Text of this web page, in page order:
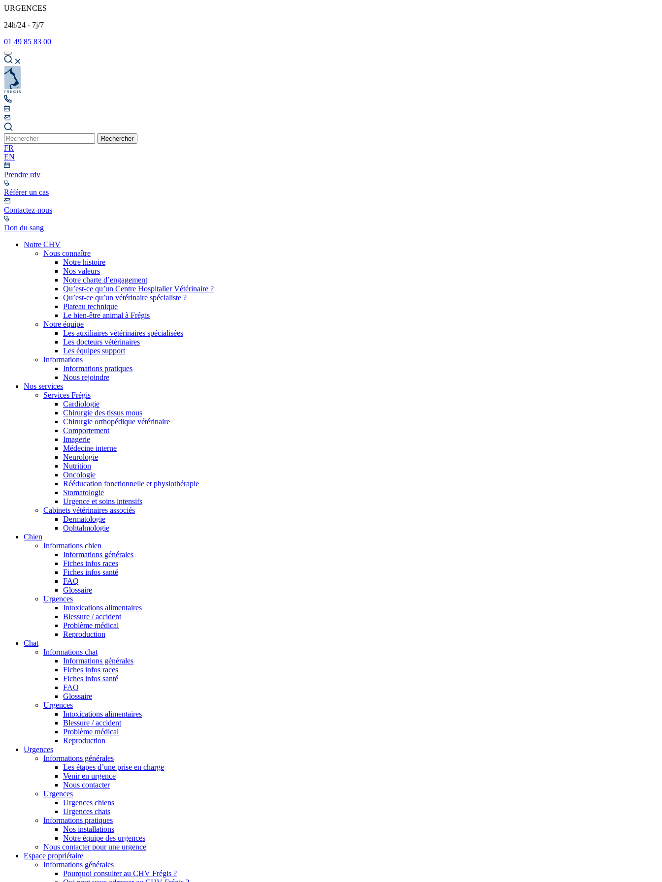
URGENCES
24h/24 - 7j/7
01 49 85 83 00
Rechercher
FR
EN
Prendre rdv
Référer un cas
Contactez-nous
Don du sang
Notre CHV
Nous connaître
Notre histoire
Nos valeurs
Notre charte d’engagement
Qu’est-ce qu’un Centre Hospitalier Vétérinaire ?
Qu’est-ce qu’un vétérinaire spécialiste ?
Plateau technique
Le bien-être animal à Frégis
Notre équipe
Les auxiliaires vétérinaires spécialisées
Les docteurs vétérinaires
Les équipes support
Informations
Informations pratiques
Nous rejoindre
Nos services
Services Frégis
Cardiologie
Chirurgie des tissus mous
Chirurgie orthopédique vétérinaire
Comportement
Imagerie
Médecine interne
Neurologie
Nutrition
Oncologie
Rééducation fonctionnelle et physiothérapie
Stomatologie
Urgence et soins intensifs
Cabinets vétérinaires associés
Dermatologie
Ophtalmologie
Chien
Informations chien
Informations générales
Fiches infos races
Fiches infos santé
FAQ
Glossaire
Urgences
Intoxications alimentaires
Blessure / accident
Problème médical
Reproduction
Chat
Informations chat
Informations générales
Fiches infos races
Fiches infos santé
FAQ
Glossaire
Urgences
Intoxications alimentaires
Blessure / accident
Problème médical
Reproduction
Urgences
Informations générales
Les étapes d’une prise en charge
Venir en urgence
Nous contacter
Urgences
Urgences chiens
Urgences chats
Informations pratiques
Nos installations
Notre équipe des urgences
Nous contacter pour une urgence
Espace propriétaire
Informations générales
Pourquoi consulter au CHV Frégis ?